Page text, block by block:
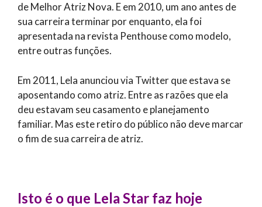
de Melhor Atriz Nova. E em 2010, um ano antes de
sua carreira terminar por enquanto, ela foi
apresentada na revista Penthouse como modelo,
entre outras funções.
Em 2011, Lela anunciou via Twitter que estava se
aposentando como atriz. Entre as razões que ela
deu estavam seu casamento e planejamento
familiar. Mas este retiro do público não deve marcar
o fim de sua carreira de atriz.
Isto é o que Lela Star faz hoje